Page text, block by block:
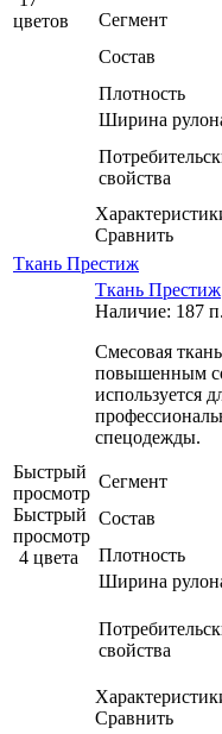
цветов
Сегмент
Состав
Плотность
Ширина
свойства
Сравнить
Ткань Престиж
Быстрый
просмотр
Быстрый
просмотр
4 цвета
Ткань Престиж
Наличие: 187
Смесовая
повышенным
используется
спецодежды.
Сегмент
Состав
Плотность
Ширина
свойства
Сравнить